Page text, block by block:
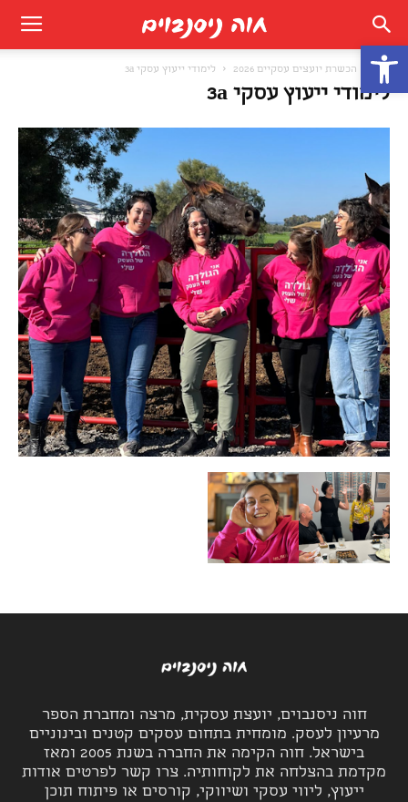
פתח סרגל נגישות
הכשרת יועצים עסקיים 2026 לימודי ייעוץ עסקי 3a
לימודי ייעוץ עסקי 3a
חוה ניסנבוים, יועצת עסקית, מרצה ומחברת הספר
מרעיון לעסק. מומחית בתחום עסקים קטנים ובינוניים
בישראל. חוה הקימה את החברה בשנת 2005 ומאז
מקדמת בהצלחה את לקוחותיה. צרו קשר לפרטים אודות
ייעוץ, ליווי עסקי ושיווקי, קורסים או פיתוח תוכן